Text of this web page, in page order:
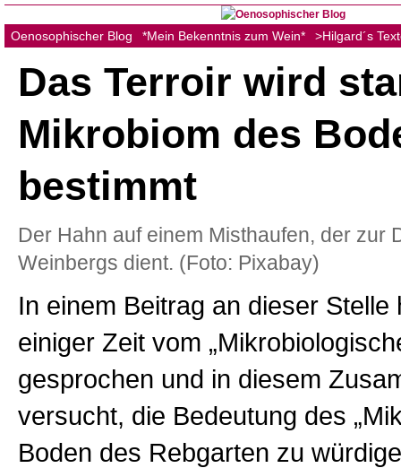
Oenosophischer Blog *Mein Bekenntnis zum Wein* >Hilgard´s
Das Terroir wird
Mikrobiom des
bestimmt
Der Hahn auf einem Misthaufen, der zur
Weinbergs dient. (Foto: Pixabay)
In einem Beitrag an dieser Stelle
einiger Zeit vom
gesprochen und in diesem
versucht, die Bedeutung des
Boden des Rebgarten zu